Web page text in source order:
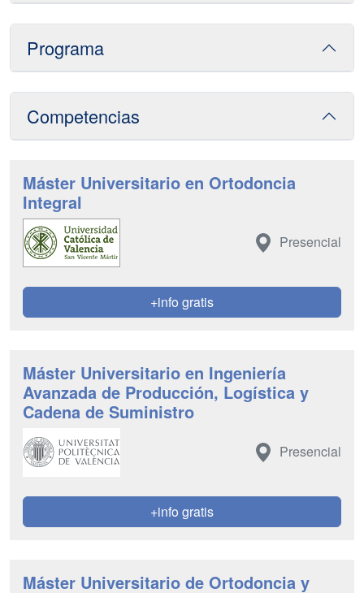
Programa
Competencias
Máster Universitario en Ortodoncia
Integral
Presencial
+info gratis
Máster Universitario en Ingeniería
Avanzada de Producción, Logística y
Cadena de Suministro
Presencial
+info gratis
Máster Universitario de Ortodoncia y